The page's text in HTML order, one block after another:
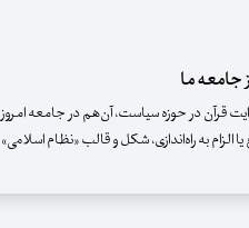
جامعه ما
قرآن در حوزه سیاست، آن­‌هم در جامعه امروز
الزام به راه­‌اندازی، شکل و قالب «نظام اسلامی»